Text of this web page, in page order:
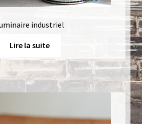
industriel
Lire la suite